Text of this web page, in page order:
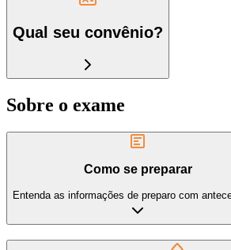
Qual seu convênio?
Sobre o exame
Como se preparar
Entenda as informações de preparo com